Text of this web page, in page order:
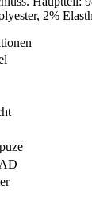
2%